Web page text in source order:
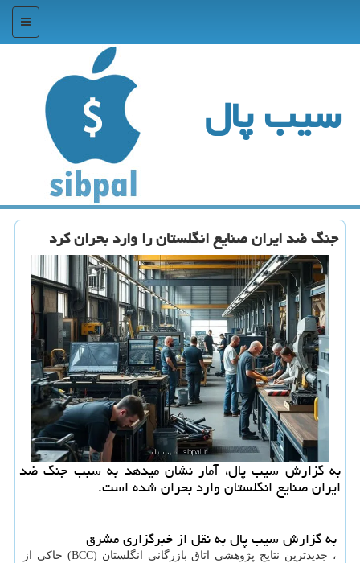
منو
سیب پال
جنگ ضد ایران صنایع انگلستان را وارد بحران کرد
به گزارش سیب پال، آمار نشان میدهد به سبب جنگ ضد
ایران صنایع انگلستان وارد بحران شده است.
به گزارش سیب پال به نقل از خبرگزاری مشرق
، جدیدترین نتایج پژوهشی اتاق بازرگانی انگلستان (BCC) حاکی از